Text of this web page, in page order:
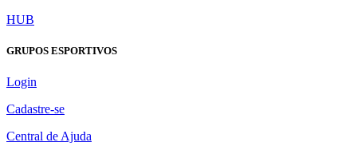
HUB
GRUPOS ESPORTIVOS
Login
Cadastre-se
Central de Ajuda